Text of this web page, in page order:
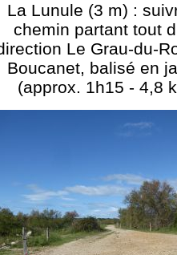
La Lunule (3 m) :
chemin partant tout
Le Grau-du-
Boucanet, balisé en
(approx. 1h15 - 4,8